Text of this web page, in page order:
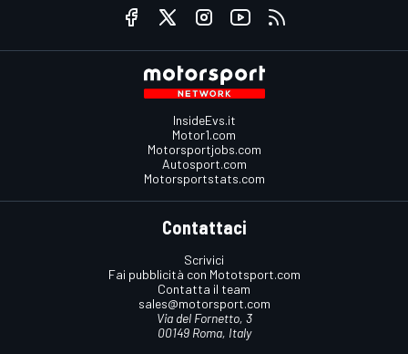
InsideEvs.it
Motor1.com
Motorsportjobs.com
Autosport.com
Motorsportstats.com
Contattaci
Scrivici
Fai pubblicità con Mototsport.com
Contatta il team
sales@motorsport.com
Via del Fornetto, 3
00149 Roma, Italy